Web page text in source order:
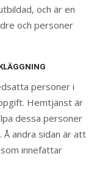
och är en
och personer
personer i
Hemtjänst är
dessa personer
andra sidan är att
innefattar